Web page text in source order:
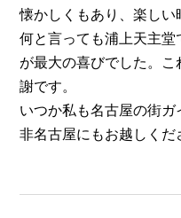
懐かしくもあり、楽しい
何と言っても浦上天主
が最大の喜びでした。
謝です。
いつか私も名古屋の街
非名古屋にもお越しくだ